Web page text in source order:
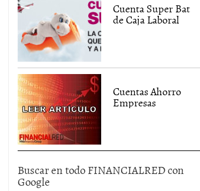
Cuenta Super Bat
de Caja Laboral
Cuentas Ahorro
Empresas
Buscar en todo FINANCIALRED con
Google